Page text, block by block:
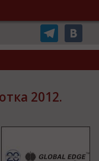
2012.